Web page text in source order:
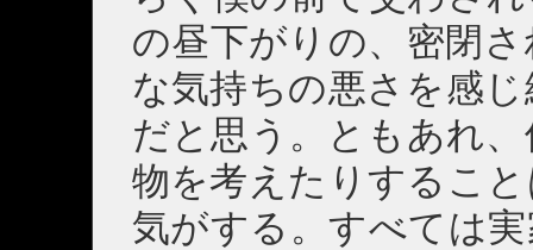
の昼下がりの、密閉
な気持ちの悪さを感
だと思う。ともあれ
物を考えたりするこ
気がする。すべては